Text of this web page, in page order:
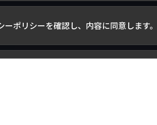
ーポリシーを確認し、内容に同意します。